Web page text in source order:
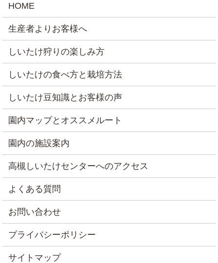
HOME
生産者よりお客様へ
しいたけ狩りの楽しみ方
しいたけの食べ方と栽培方法
しいたけ豆知識とお客様の声
園内マップとオススメルート
園内の施設案内
高槻しいたけセンターへのアクセス
よくある質問
お問い合わせ
プライバシーポリシー
サイトマップ